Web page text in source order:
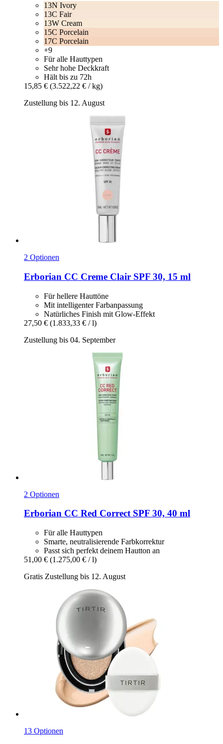
13N Ivory
13C Fair
13W Cream
15C Porcelain
17C Porcelain
+9
Für alle Hauttypen
Sehr hohe Deckkraft
Hält bis zu 72h
15,85 € (3.522,22 € / kg)
Zustellung bis 12. August
2 Optionen
Erborian CC Creme Clair SPF 30, 15 ml
Für hellere Hauttöne
Mit intelligenter Farbanpassung
Natürliches Finish mit Glow-Effekt
27,50 € (1.833,33 € / l)
Zustellung bis 04. September
2 Optionen
Erborian CC Red Correct SPF 30, 40 ml
Für alle Hauttypen
Smarte, neutralisierende Farbkorrektur
Passt sich perfekt deinem Hautton an
51,00 € (1.275,00 € / l)
Gratis Zustellung bis 12. August
13 Optionen